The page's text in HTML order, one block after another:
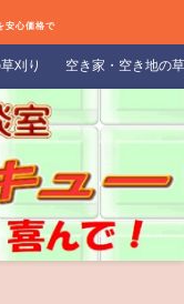
安心価格で
刈り 空き家・空き地の